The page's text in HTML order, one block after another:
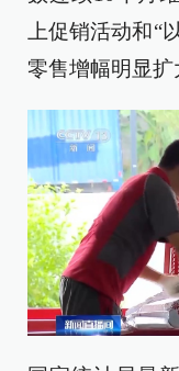
上促销活动和“
零售增幅明显扩